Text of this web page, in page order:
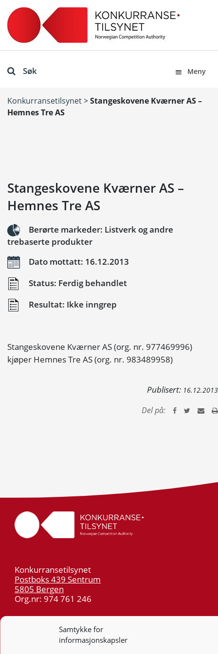
Samtykke for
informasjonskapsler
Søk Meny
Konkurransetilsynet>Stangeskovene Kværner AS –
Hemnes Tre AS
Stangeskovene Kværner AS –
Hemnes Tre AS
Berørte markeder: Listverk og andre
trebaserte produkter
Dato mottatt: 16.12.2013
Status: Ferdig behandlet
Resultat: Ikke inngrep
Stangeskovene Kværner AS (org. nr. 977469996)
kjøper Hemnes Tre AS (org. nr. 983489958)
Publisert: 16.12.2013
Del på:
Konkurransetilsynet
Postboks 439 Sentrum
5805 Bergen
Org.nr: 974 761 246
55 59 75 00
post@kt.no